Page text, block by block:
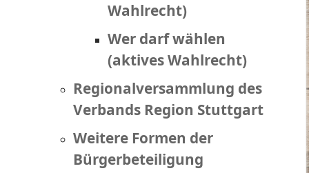
Wahlrecht)
Wer darf wählen
(aktives Wahlrecht)
Regionalversammlung des
Verbands Region Stuttgart
Weitere Formen der
Bürgerbeteiligung